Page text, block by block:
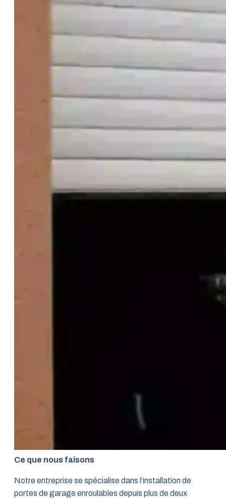
Ce que nous faisons
Notre entreprise se spécialise dans l’installation de
portes de garage enroulables depuis plus de deux